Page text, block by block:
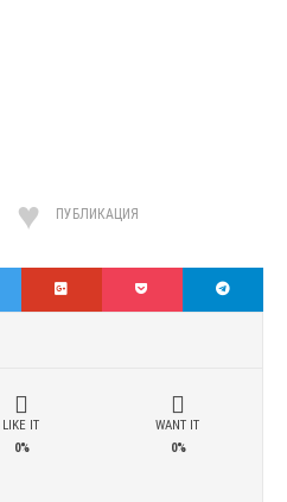
ПУБЛИКАЦИЯ
LIKE IT
0%
WANT IT
0%